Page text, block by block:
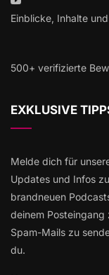
Einblicke, Inhalte
500+ verifizierte
EXKLUSIVE
Melde dich für
Updates und Infos
brandneuen
deinem Posteingang
Spam-Mails zu
du.